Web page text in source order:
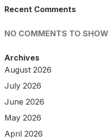
Recent Comments
NO COMMENTS TO
Archives
August 2026
July 2026
June 2026
May 2026
April 2026